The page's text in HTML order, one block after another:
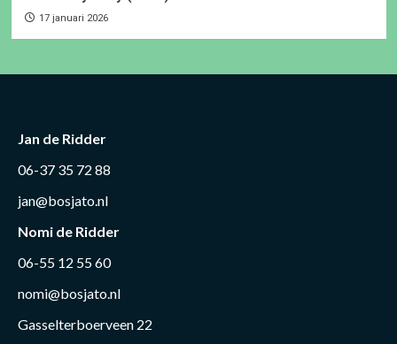
17 januari 2026
Jan de Ridder
06-37 35 72 88
jan@bosjato.nl
Nomi de Ridder
06-55 12 55 60
nomi@bosjato.nl
Gasselterboerveen 22